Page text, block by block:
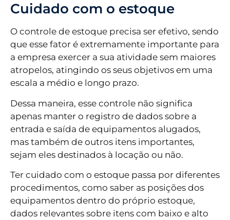
Cuidado com o estoque
O controle de estoque precisa ser efetivo, sendo
que esse fator é extremamente importante para
a empresa exercer a sua atividade sem maiores
atropelos, atingindo os seus objetivos em uma
escala a médio e longo prazo.
Dessa maneira, esse controle não significa
apenas manter o registro de dados sobre a
entrada e saída de equipamentos alugados,
mas também de outros itens importantes,
sejam eles destinados à locação ou não.
Ter cuidado com o estoque passa por diferentes
procedimentos, como saber as posições dos
equipamentos dentro do próprio estoque,
dados relevantes sobre itens com baixo e alto